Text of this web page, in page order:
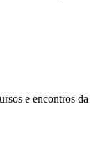
e encontros da